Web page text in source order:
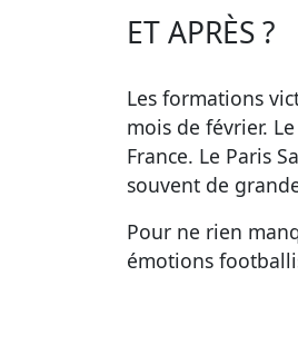
ET APRÈS ?
Les formations
mois de février.
France. Le Paris
souvent de
Pour ne rien
émotions